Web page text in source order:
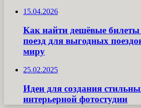
15.04.2026
Как найти дешёвые билеты
поезд для выгодных
миру
25.02.2025
Идеи для создания
интерьерной фотостудии